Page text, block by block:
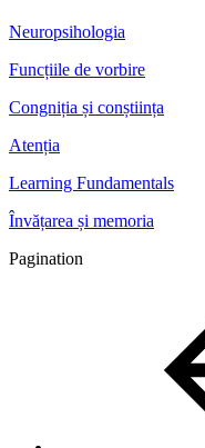
Neuropsihologia
Funcțiile de vorbire
Congniția și conștiința
Atenția
Learning Fundamentals
Învățarea și memoria
Pagination